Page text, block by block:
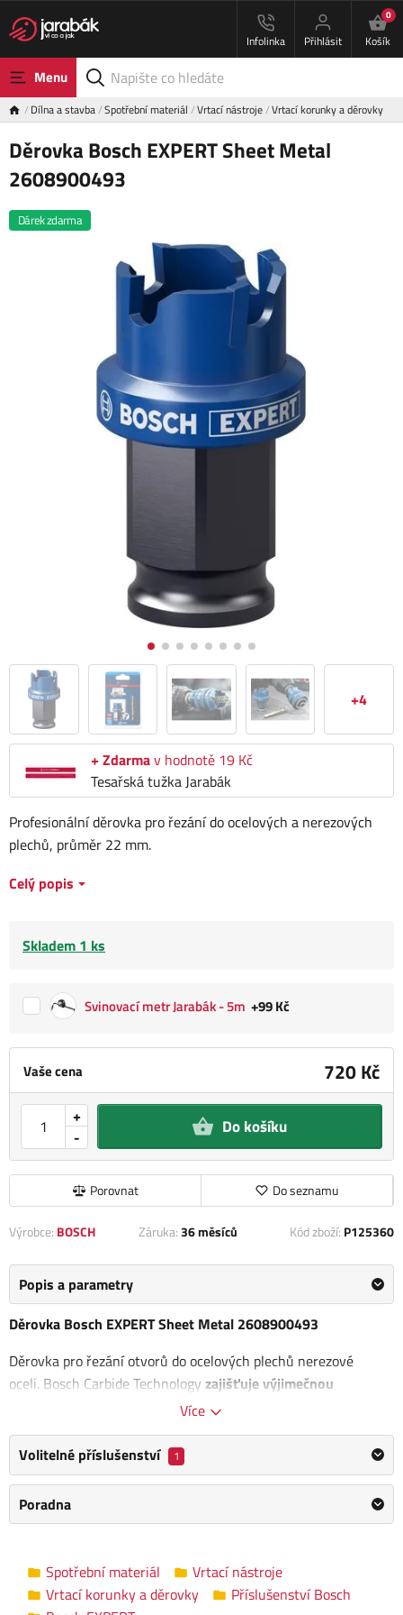
Infolinka Přihlásit
0
Košík
Menu
Dílna a stavba Spotřební materiál Vrtací nástroje Vrtací korunky a děrovky
Děrovka Bosch EXPERT Sheet Metal
2608900493
Dárek zdarma
+4
+ Zdarmav hodnotě 19 Kč
Tesařská tužka Jarabák
Vaše cena 720 Kč
-
+ Do košíku
Porovnat Do seznamu
Profesionální děrovka pro řezání do ocelových a nerezových
plechů, průměr 22 mm.
Celý popis
Skladem 1 ks
Svinovací metr Jarabák - 5m +99 Kč
Výrobce: BOSCH Záruka:36 měsíců Kód zboží: P125360
Popis a parametry
Děrovka Bosch EXPERT Sheet Metal 2608900493
Děrovka pro řezání otvorů do ocelových plechů nerezové
oceli. Bosch Carbide Technology zajišťuje výjimečnou
– tvrdokov je integrován do struktury ozubení
Zuby jsou vyrobené z těch nejjemnějších, přitom
velmi tvrdých
karbidových zrn. Jsou individuálně tvarované a jejich ostrost
vždy zaručuje ten nejvyšší výkon.
vyrábí se z jednoho kusu kovu. Narozdíl od běžných
děroveknemá soustružené tělo, žádné švy ani jiná slabá
Více
Volitelné příslušenství 1
Poradna
Spotřební materiál
Vrtací nástroje
Vrtací korunky a děrovky
Příslušenství Bosch